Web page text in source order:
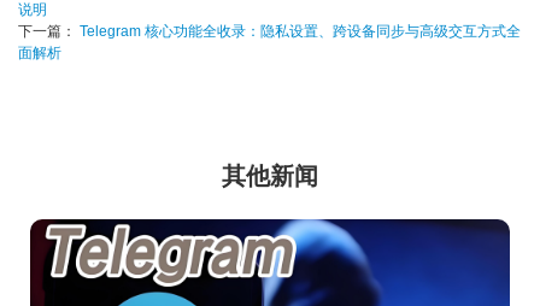
说明
下一篇： Telegram 核心功能全收录：隐私设置、跨设备同步与高级交互方式全
面解析
其他新闻